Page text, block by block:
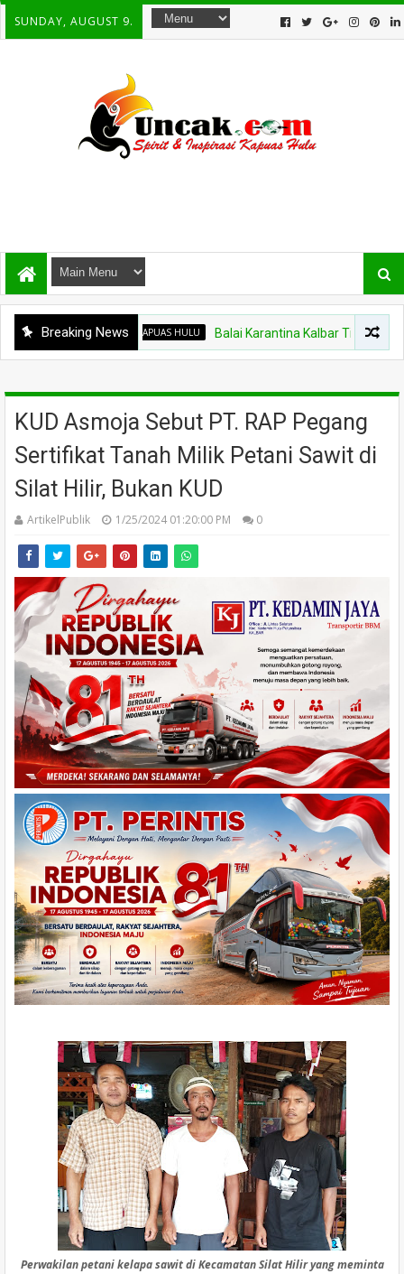
SUNDAY, AUGUST 9.
Breaking News
KAPUAS HULU Balai Karantina Kalbar Tinjau Jalur Tidak
KUD Asmoja Sebut PT. RAP Pegang
Sertifikat Tanah Milik Petani Sawit di
Silat Hilir, Bukan KUD
ArtikelPublik 1/25/2024 01:20:00 PM 0
Perwakilan petani kelapa sawit di Kecamatan Silat Hilir yang meminta